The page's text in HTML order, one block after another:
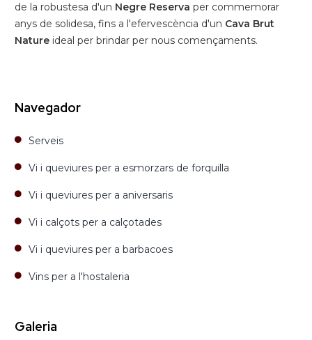
de la robustesa d'un Negre Reserva per commemorar
anys de solidesa, fins a l'efervescència d'un Cava Brut
Natureideal per brindar per nous començaments.
Navegador
Serveis
Vi i queviures per a esmorzars de forquilla
Vi i queviures per a aniversaris
Vi i calçots per a calçotades
Vi i queviures per a barbacoes
Vins per a l'hostaleria
Galeria